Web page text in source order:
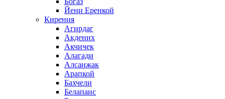
Йени Еренкой
Кирения
Агирдаг
Акдених
Акчичек
Алагади
Алсанжак
Арапкой
Бахчели
Белапаис